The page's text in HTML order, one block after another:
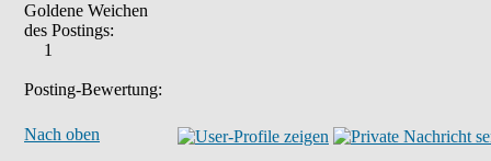
Goldene Weichen
des Postings:
1
Posting-Bewertung:
Nach oben